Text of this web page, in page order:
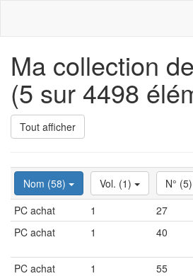
Ma collection
(5 sur 4498
Tout afficher
Nom (58) Vol. (1) N° (5)
PC achat
1 27
PC achat
1 40
PC achat 1 55